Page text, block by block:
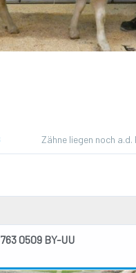
Zähne liegen noch
0509 BY-UU